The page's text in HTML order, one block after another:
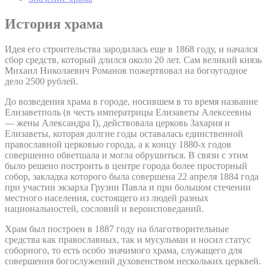
История храма
Идея его строительства зародилась еще в 1868 году, и начался
сбор средств, который длился около 20 лет. Сам великий князь
Михаил Николаевич Романов пожертвовал на богоугодное
дело 2500 рублей.
До возведения храма в городе, носившем в то время название
Елизаветполь (в честь императрицы Елизаветы Алексеевны
— жены Александра I), действовала церковь Захария и
Елизаветы, которая долгие годы оставалась единственной
православной церковью города, а к концу 1880-х годов
совершенно обветшала и могла обрушиться. В связи с этим
было решено построить в центре города более просторный
собор, закладка которого была совершена 22 апреля 1884 года
при участии экзарха Грузии Павла и при большом стечении
местного населения, состоящего из людей разных
национальностей, сословий и вероисповеданий.
Храм был построен в 1887 году на благотворительные
средства как православных, так и мусульман и носил статус
соборного, то есть особо значимого храма, служащего для
совершения богослужений духовенством нескольких церквей.